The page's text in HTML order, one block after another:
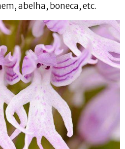
abelha, boneca, etc.